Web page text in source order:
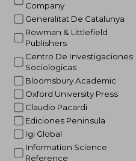
Company
Generalitat De Catalunya
Rowman & Littlefield
Publishers
Centro De Investigaciones
Sociologicas
Bloomsbury Academic
Oxford University Press
Claudio Pacardi
Ediciones Peninsula
Igi Global
Information Science
Reference